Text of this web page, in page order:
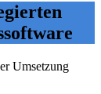
Umsetzung